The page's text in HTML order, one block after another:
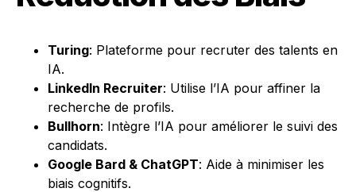
Turing: Plateforme pour recruter des talents en
IA.
LinkedIn Recruiter: Utilise l’IA pour affiner la
recherche de profils.
Bullhorn: Intègre l’IA pour améliorer le suivi des
candidats.
Google Bard & ChatGPT: Aide à minimiser les
biais cognitifs.